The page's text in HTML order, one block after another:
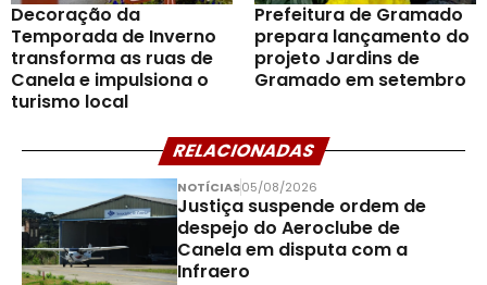
Decoração da
Temporada de Inverno
transforma as ruas de
Canela e impulsiona o
turismo local
Prefeitura de Gramado
prepara lançamento do
projeto Jardins de
Gramado em setembro
RELACIONADAS
NOTÍCIAS05/08/2026
Justiça suspende ordem de
despejo do Aeroclube de
Canela em disputa com a
Infraero